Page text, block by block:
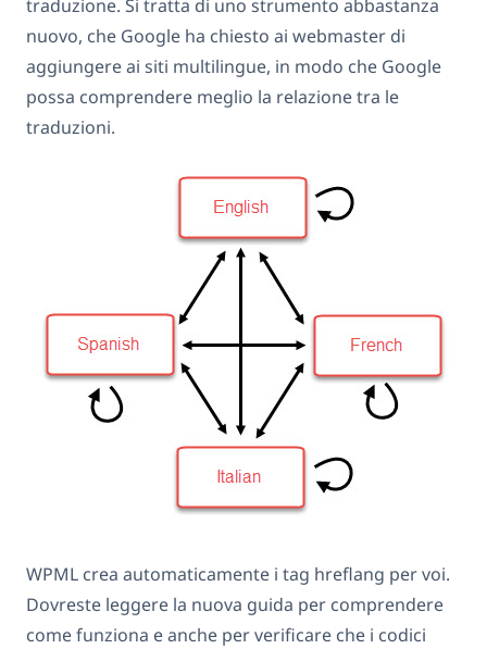
traduzione. Si tratta di uno strumento abbastanza
nuovo, che Google ha chiesto ai webmaster di
aggiungere ai siti multilingue, in modo che Google
possa comprendere meglio la relazione tra le
traduzioni.
WPML crea automaticamente i tag hreflang per voi.
Dovreste leggere la nuova guida per comprendere
come funziona e anche per verificare che i codici